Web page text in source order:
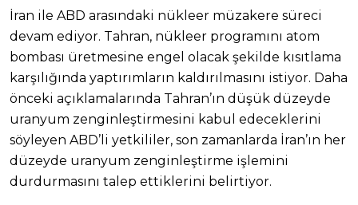
İran ile ABD arasındaki nükleer müzakere süreci
devam ediyor. Tahran, nükleer programını atom
bombası üretmesine engel olacak şekilde kısıtlama
karşılığında yaptırımların kaldırılmasını istiyor. Daha
önceki açıklamalarında Tahran’ın düşük düzeyde
uranyum zenginleştirmesini kabul edeceklerini
söyleyen ABD’li yetkililer, son zamanlarda İran’ın her
düzeyde uranyum zenginleştirme işlemini
durdurmasını talep ettiklerini belirtiyor.